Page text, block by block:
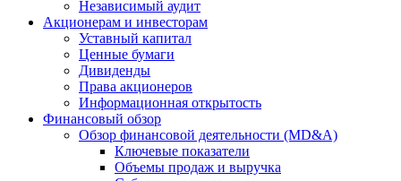
Независимый аудит
Акционерам и инвесторам
Уставный капитал
Ценные бумаги
Дивиденды
Права акционеров
Информационная открытость
Финансовый обзор
Обзор финансовой деятельности (MD&A)
Ключевые показатели
Объемы продаж и выручка